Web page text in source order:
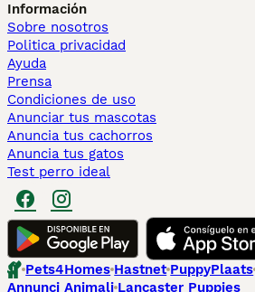
Información
Sobre nosotros
Politica privacidad
Ayuda
Prensa
Condiciones de uso
Anunciar tus mascotas
Anuncia tus cachorros
Anuncia tus gatos
Test perro ideal
Pets4Homes Hastnet PuppyPlaats
Annunci Animali Lancaster Puppies